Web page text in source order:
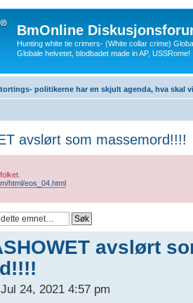
BmOnline
Hunting white tie crimers- (White collar crime)
Globale helvetet, blodbadet made in AP, USSRome!
politikerne har en skjult agenda, hva skal
avslørt som massemord!!!!
html/eos_04.html
avslørt
24, 2021 4:57 pm